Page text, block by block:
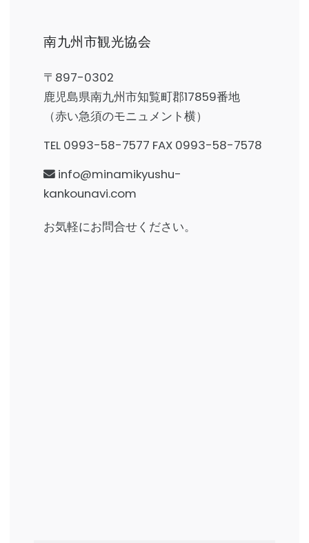
南九州市観光協会
〒897-0302
鹿児島県南九州市知覧町郡17859番地
（赤い急須のモニュメント横）
TEL 0993-58-7577 FAX 0993-58-7578
info@minamikyushu-
kankounavi.com
お気軽にお問合せください。